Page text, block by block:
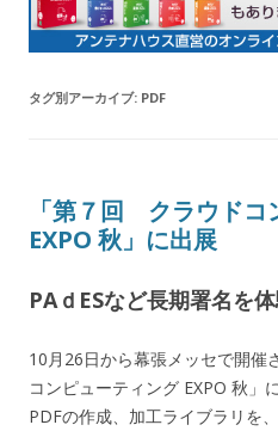
タグ別アーカイブ: PDF
「第７回 クラウドコ
EXPO 秋」に出展
PAｄESなど長期署名を
10月26日から幕張メッセで開
コンピューティング EXPO 秋」
PDFの作成、加工ライブラリを